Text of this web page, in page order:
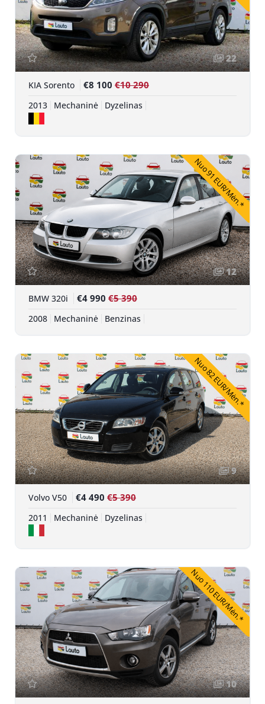
22
KIA Sorento €8 100 €10 290
2013 Mechaninė Dyzelinas
Nuo 91 EUR/Mėn.*
12
BMW 320i €4 990 €5 390
2008 Mechaninė Benzinas
Nuo 82 EUR/Mėn.*
9
Volvo V50 €4 490 €5 390
2011 Mechaninė Dyzelinas
Nuo 110 EUR/Mėn.*
10